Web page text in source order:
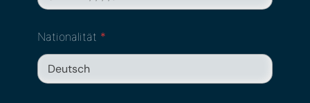
Nationalität *